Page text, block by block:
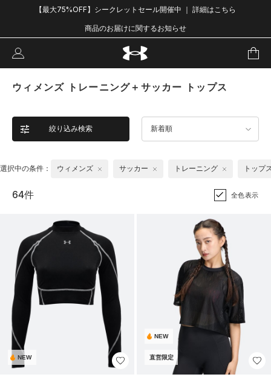
【最大75%OFF】シークレットセール開催中 ｜ 詳細はこちら
商品のお届けに関するお知らせ
ウィメンズ トレーニング＋サッカー トップス
絞り込み検索 新着順
選択中の条件： ウィメンズ サッカー トレーニング トップ
64件 全色表示
NEW
NEW
直営限定